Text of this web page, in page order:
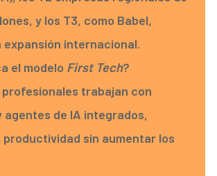
y los T3, como Babel,
internacional.
el modelo First Tech?
profesionales trabajan con
agentes de IA integrados,
productividad sin aumentar los